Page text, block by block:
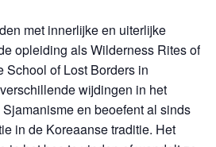
met innerlijke en uiterlijke
opleiding als Wilderness Rites of
School of Lost Borders in
wijdingen in het
en beoefent al sinds
in de Koreaanse traditie. Het